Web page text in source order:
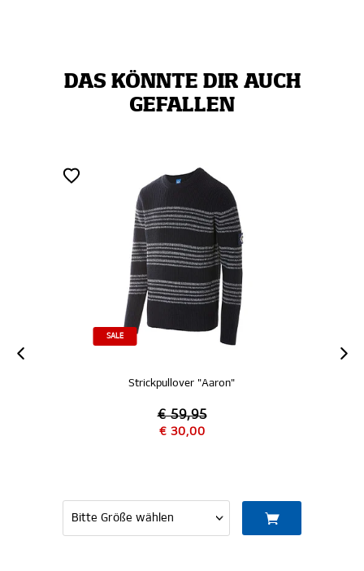
DAS KÖNNTE DIR AUCH
GEFALLEN
Strickpullover "Aaron"